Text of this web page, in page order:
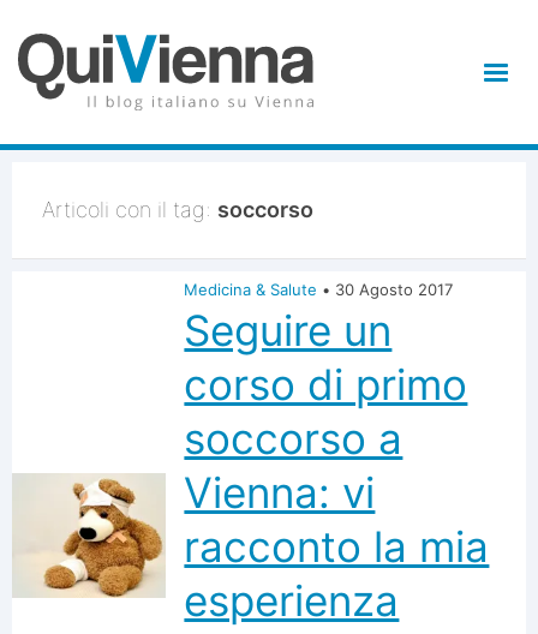
Articoli con il tag: soccorso
Medicina & Salute • 30 Agosto 2017
Seguire un
corso di primo
soccorso a
Vienna: vi
racconto la mia
esperienza